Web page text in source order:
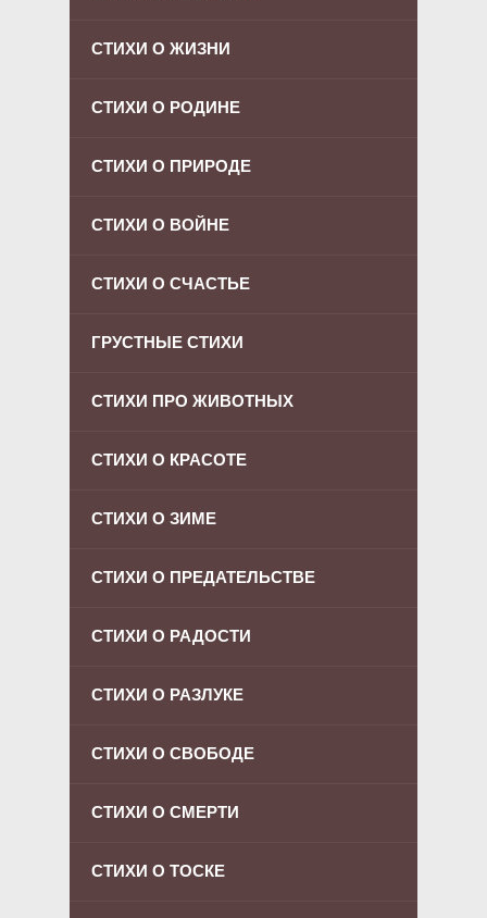
СТИХИ О ЖИЗНИ
СТИХИ О РОДИНЕ
СТИХИ О ПРИРОДЕ
СТИХИ О ВОЙНЕ
СТИХИ О СЧАСТЬЕ
ГРУСТНЫЕ СТИХИ
СТИХИ ПРО ЖИВОТНЫХ
СТИХИ О КРАСОТЕ
СТИХИ О ЗИМЕ
СТИХИ О ПРЕДАТЕЛЬСТВЕ
СТИХИ О РАДОСТИ
СТИХИ О РАЗЛУКЕ
СТИХИ О СВОБОДЕ
СТИХИ О СМЕРТИ
СТИХИ О ТОСКЕ